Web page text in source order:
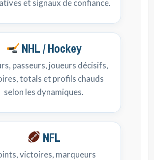
et signaux de confiance.
NHL / Hockey
passeurs, joueurs décisifs,
totals et profils chauds
selon les dynamiques.
NFL
victoires, marqueurs